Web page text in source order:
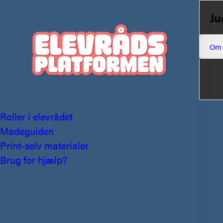
Roller i elevrådet
Mødeguiden
Print-selv materialer
Brug for hjælp?
Om